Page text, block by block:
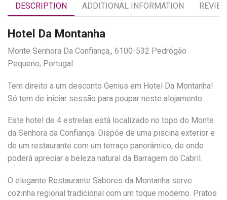
DESCRIPTION ADDITIONAL INFORMATION
Hotel Da Montanha
Monte Senhora Da Confiança,, 6100-532 Pedrógão
Pequeno, Portugal
Tem direito a um desconto Genius em Hotel Da Montanha!
Só tem de iniciar sessão para poupar neste alojamento.
Este hotel de 4 estrelas está localizado no topo do Monte
da Senhora da Confiança. Dispõe de uma piscina exterior e
de um restaurante com um terraço panorâmico, de onde
poderá apreciar a beleza natural da Barragem do Cabril.
O elegante Restaurante Sabores da Montanha serve
cozinha regional tradicional com um toque moderno. Pratos